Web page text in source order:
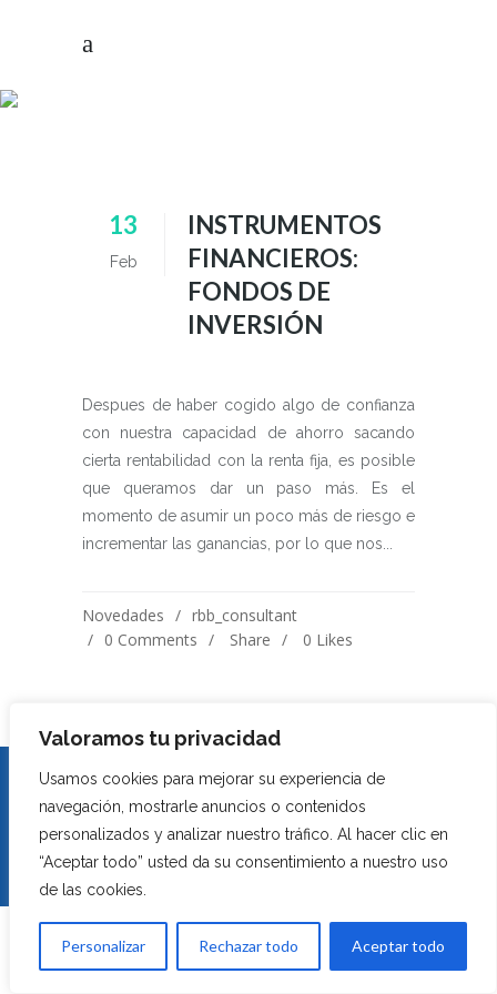
Valoramos tu privacidad
Usamos cookies para mejorar su experiencia de
navegación, mostrarle anuncios o contenidos
personalizados y analizar nuestro tráfico. Al hacer clic en
“Aceptar todo” usted da su consentimiento a nuestro uso
de las cookies.
Personalizar Rechazar todo Aceptar todo
13
Feb
INSTRUMENTOS
FINANCIEROS:
FONDOS DE
INVERSIÓN
Despues de haber cogido algo de confianza
con nuestra capacidad de ahorro sacando
cierta rentabilidad con la renta fija, es posible
que queramos dar un paso más. Es el
momento de asumir un poco más de riesgo e
incrementar las ganancias, por lo que nos...
Novedades
rbb_consultant
0 Comments
Share 0 Likes
El Trading en el mercado de divisas o derivados financieros supone un alto nivel de
riesgo y puede no ser adecuado para todos, no invierta capital que no pueda
permitirse perder. El contenido de esta web y los servicios que se ofrecen no
pretenden ser, no son y no pueden considerarse en ningún caso, asesoramiento en
materia de inversión ni de ningún otro tipo de asesoramiento financiero, ni puede
servir de base para ningún contrato, compromiso o decisión de ningún tipo.
AVISO LEGAL
POLÍTICA DE PRIVACIDAD